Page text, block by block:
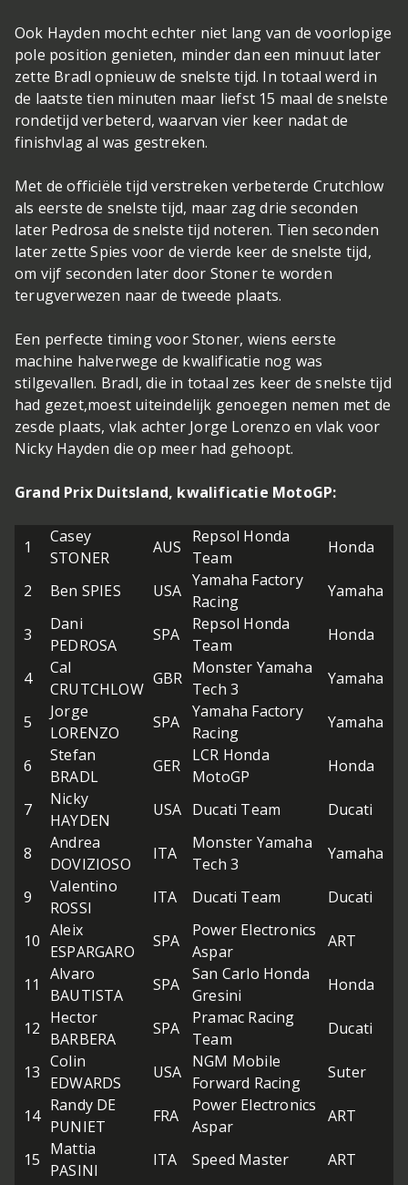
Ook Hayden mocht echter niet lang van de voorlopige
pole position genieten, minder dan een minuut later
zette Bradl opnieuw de snelste tijd. In totaal werd in
de laatste tien minuten maar liefst 15 maal de snelste
rondetijd verbeterd, waarvan vier keer nadat de
finishvlag al was gestreken.
Met de officiële tijd verstreken verbeterde Crutchlow
als eerste de snelste tijd, maar zag drie seconden
later Pedrosa de snelste tijd noteren. Tien seconden
later zette Spies voor de vierde keer de snelste tijd,
om vijf seconden later door Stoner te worden
terugverwezen naar de tweede plaats.
Een perfecte timing voor Stoner, wiens eerste
machine halverwege de kwalificatie nog was
stilgevallen. Bradl, die in totaal zes keer de snelste tijd
had gezet,moest uiteindelijk genoegen nemen met de
zesde plaats, vlak achter Jorge Lorenzo en vlak voor
Nicky Hayden die op meer had gehoopt.
Grand Prix Duitsland, kwalificatie MotoGP:
1
Casey
STONER
AUS
Repsol Honda
Team
Honda
2 Ben SPIES USA
Yamaha Factory
Racing
Yamaha
3
Dani
PEDROSA
SPA
Repsol Honda
Team
Honda
4
Cal
CRUTCHLOW
GBR
Monster Yamaha
Tech 3
Yamaha
5
Jorge
LORENZO
SPA
Yamaha Factory
Racing
Yamaha
6
Stefan
BRADL
GER
LCR Honda
MotoGP
Honda
7
Nicky
HAYDEN
USA Ducati Team Ducati
8
Andrea
DOVIZIOSO
ITA
Monster Yamaha
Tech 3
Yamaha
9
Valentino
ROSSI
ITA Ducati Team Ducati
10
Aleix
ESPARGARO
SPA
Power Electronics
Aspar
ART
11
Alvaro
BAUTISTA
SPA
San Carlo Honda
Gresini
Honda
12
Hector
BARBERA
SPA
Pramac Racing
Team
Ducati
13
Colin
EDWARDS
USA
NGM Mobile
Forward Racing
Suter
14
Randy DE
PUNIET
FRA
Power Electronics
Aspar
ART
15
Mattia
PASINI
ITA Speed Master ART